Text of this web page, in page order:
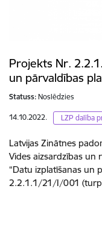
Projekts Nr.
un pārvaldības
Statuss: Noslēdzies
14.10.2022. LZP dalība
Latvijas Zinātnes
Vides aizsardzības un
“Datu izplatīšanas un
2.2.1.1/21/I/001